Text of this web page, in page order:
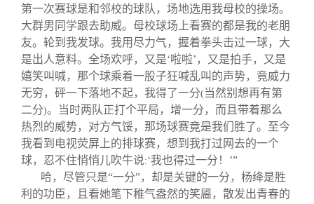
第一次赛球是和邻校的球队，场地选用我母校的操场。
大群男同学跟去助威。母校球场上看赛的都是我的老朋
友。轮到我发球。我用尽力气，握着拳头击过一球，大
是出人意料。全场欢呼，又是‘啦啦’，又是拍手，又是
嬉笑叫喊，那个球乘着一股子狂喊乱叫的声势，竟威力
无穷，砰一下落地不起，我得了一分( 当然别想再有第
二分)。当时两队正打个平局，增一分，而且带着那么
热烈的威势，对方气馁，那场球赛竟是我们胜了。至今
我看到电视荧屏上的排球赛，想到我打过网去的一个
球，忍不住悄悄儿吹牛说:‘我也得过一分！’”
哈，尽管只是“一分”，却是关键的一分，杨绛是胜
利的功臣，且看她笔下稚气盎然的笑靥，散发出青春的